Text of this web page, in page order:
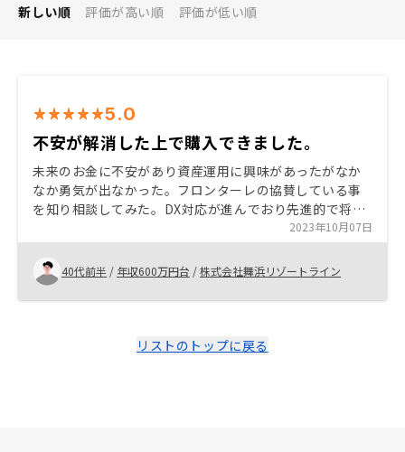
新しい順 評価が高い順 評価が低い順
5.0
不安が解消した上で購入できました。
未来のお金に不安があり資産運用に興味があったがなか
なか勇気が出なかった。フロンターレの協賛している事
を知り相談してみた。DX対応が進んでおり先進的で将来
性が高いと感じた。セールス担当者が非常に丁寧で寄り
添ってくれた事で安心感があった。
2023年10月07日
40代前半 / 年収600万円台 /株式会社舞浜リゾートライン
リストのトップに戻る